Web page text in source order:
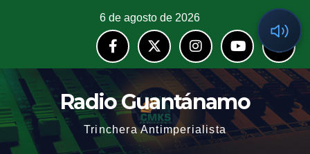
6 de agosto de 2026
Radio Guantánamo
Trinchera Antimperialista